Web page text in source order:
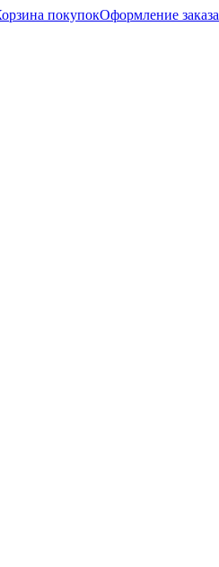
покупокОформление заказа